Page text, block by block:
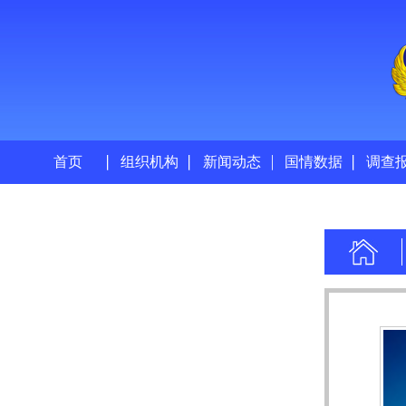
首页 组织机构 新闻动态 国情数据 调查